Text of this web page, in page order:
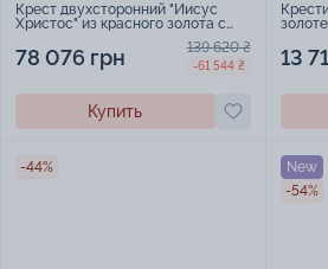
Крест двухсторонний "Иисус
Христос" из красного золота с
78 076 грн 139 620 ₴
-61 544 ₴
Купить
13
-44%
New
-54%